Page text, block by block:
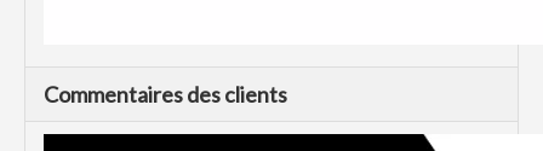
Commentaires des clients